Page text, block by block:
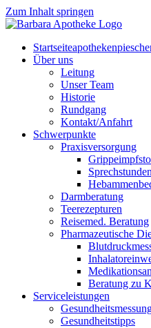
Zum Inhalt springen
Start­sei­te
Über uns
Lei­tung
Unser Team
His­to­rie
Rund­gang
Kontakt/Anfahrt
Schwer­punk­te
Pra­xis­ver­sor­gung
Darm­be­ra­tung
Tee­re­zep­tu­ren
Rei­se­med. Beratung
Phar­ma­zeu­ti­sche
Bera­tung zu
Ser­vice­leis­tun­gen
Gesund­heits­tipps